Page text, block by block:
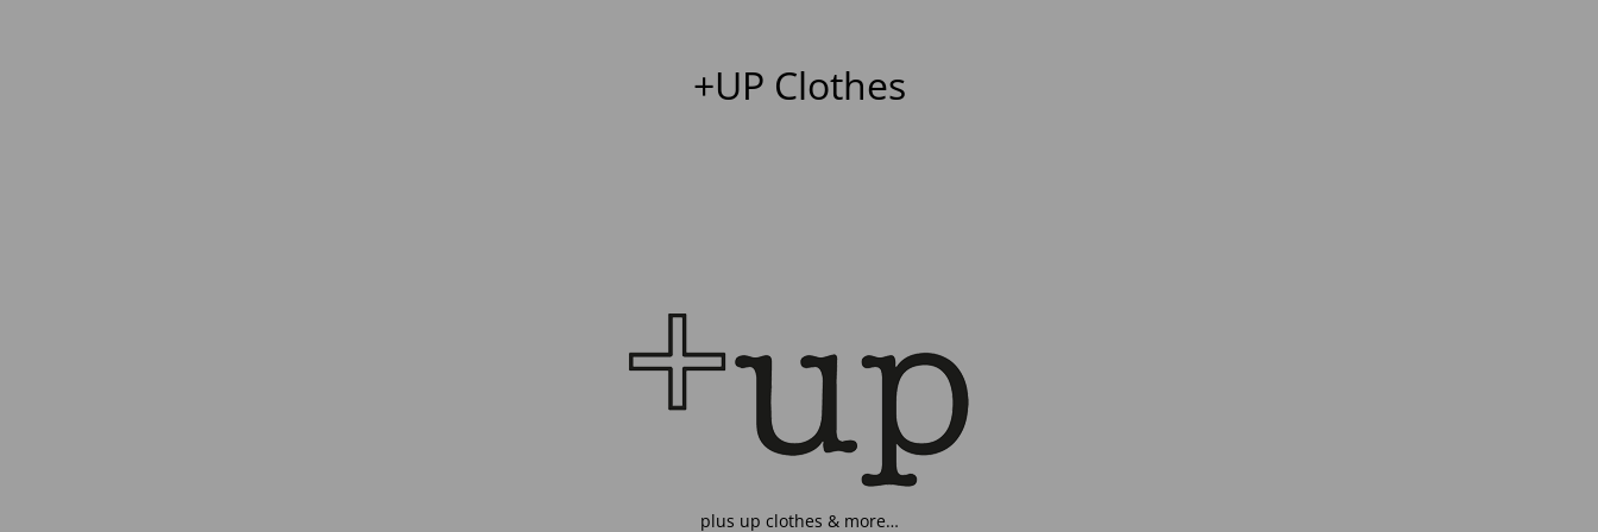
+UP Clothes
plus up clothes & more…